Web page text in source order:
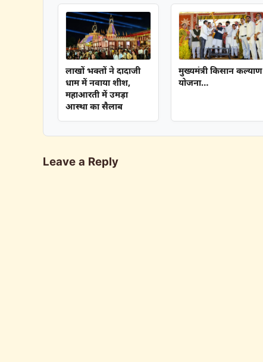
लाखों भक्तों ने दादाजी
धाम में नवाया शीश,
महाआरती में उमड़ा
आस्था का सैलाब
मुख्यमंत्री किसान कल्याण
योजना…
Leave a Reply